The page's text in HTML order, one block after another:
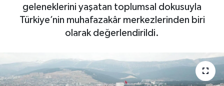
geleneklerini yaşatan toplumsal dokusuyla
Türkiye’nin muhafazakâr merkezlerinden biri
olarak değerlendirildi.
Haberde İnsan
Magazin